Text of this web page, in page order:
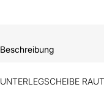
Beschreibung
UNTERLEGSCHEIBE